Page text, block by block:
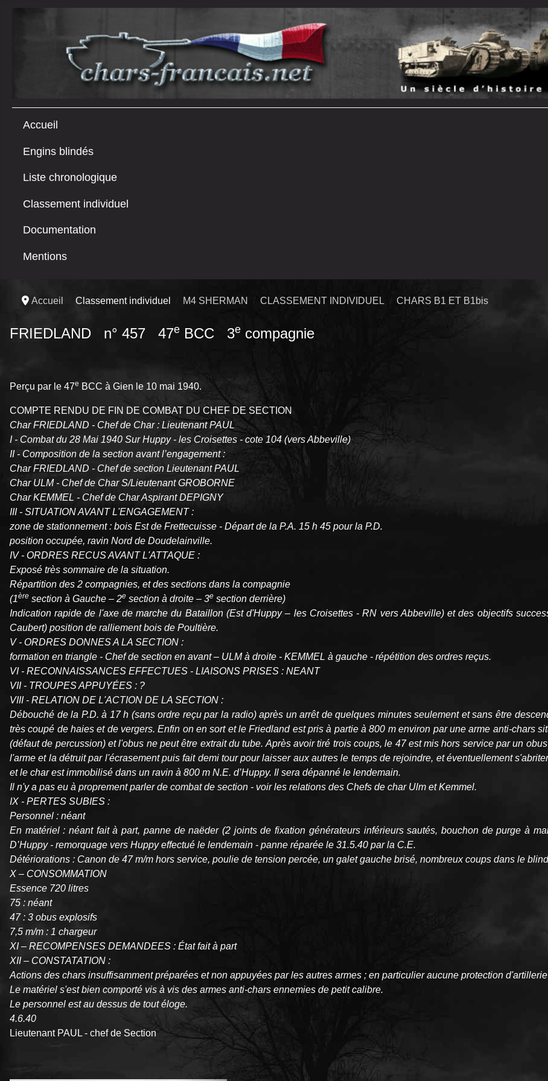
Accueil
Engins blindés
Liste chronologique
Classement individuel
Documentation
Mentions
Accueil Classement individuel M4 SHERMAN CLASSEMENT INDIVIDUEL CHARS B1 ET B1bis
FRIEDLAND n° 457 47e BCC 3e compagnie
Perçu par le 47e BCC à Gien le 10 mai 1940.
COMPTE RENDU DE FIN DE COMBAT DU CHEF DE SECTION
Char FRIEDLAND - Chef de Char : Lieutenant PAUL
I - Combat du 28 Mai 1940 Sur Huppy - les Croisettes - cote 104 (vers Abbeville)
II - Composition de la section avant l’engagement :
Char FRIEDLAND - Chef de section Lieutenant PAUL
Char ULM - Chef de Char S/Lieutenant GROBORNE
Char KEMMEL - Chef de Char Aspirant DEPIGNY
III - SITUATION AVANT L'ENGAGEMENT :
zone de stationnement : bois Est de Frettecuisse - Départ de la P.A. 15 h 45 pour la P.D.
position occupée, ravin Nord de Doudelainville.
IV - ORDRES RECUS AVANT L'ATTAQUE :
Exposé très sommaire de la situation.
Répartition des 2 compagnies, et des sections dans la compagnie
(1ère section à Gauche – 2e section à droite – 3e section derrière)
Indication rapide de l'axe de marche du Bataillon (Est d'Huppy – les Croisettes - RN vers Abbeville) et des objectifs
Caubert) position de ralliement bois de Poultière.
V - ORDRES DONNES A LA SECTION :
formation en triangle - Chef de section en avant – ULM à droite - KEMMEL à gauche - répétition des ordres reçus.
VI - RECONNAISSANCES EFFECTUES - LIAISONS PRISES : NEANT
VII - TROUPES APPUYÉES : ?
VIII - RELATION DE L'ACTION DE LA SECTION :
Débouché de la P.D. à 17 h (sans ordre reçu par la radio) après un arrêt de quelques minutes seulement et sans être
très coupé de haies et de vergers. Enfin on en sort et le Friedland est pris à partie à 800 m environ par une arme anti-chars
(défaut de percussion) et l'obus ne peut être extrait du tube. Après avoir tiré trois coups, le 47 est mis hors service par un
l'arme et la détruit par l'écrasement puis fait demi tour pour laisser aux autres le temps de rejoindre, et éventuellement
et le char est immobilisé dans un ravin à 800 m N.E. d’Huppy. Il sera dépanné le lendemain.
Il n'y a pas eu à proprement parler de combat de section - voir les relations des Chefs de char Ulm et Kemmel.
IX - PERTES SUBIES :
Personnel : néant
En matériel : néant fait à part, panne de naëder (2 joints de fixation générateurs inférieurs sautés, bouchon de purge à
D’Huppy - remorquage vers Huppy effectué le lendemain - panne réparée le 31.5.40 par la C.E.
Détériorations : Canon de 47 m/m hors service, poulie de tension percée, un galet gauche brisé, nombreux coups dans le
X – CONSOMMATION
Essence 720 litres
75 : néant
47 : 3 obus explosifs
7,5 m/m : 1 chargeur
XI – RECOMPENSES DEMANDEES : État fait à part
XII – CONSTATATION :
Actions des chars insuffisamment préparées et non appuyées par les autres armes ; en particulier aucune protection
Le matériel s'est bien comporté vis à vis des armes anti-chars ennemies de petit calibre.
Le personnel est au dessus de tout éloge.
4.6.40
Lieutenant PAUL - chef de Section